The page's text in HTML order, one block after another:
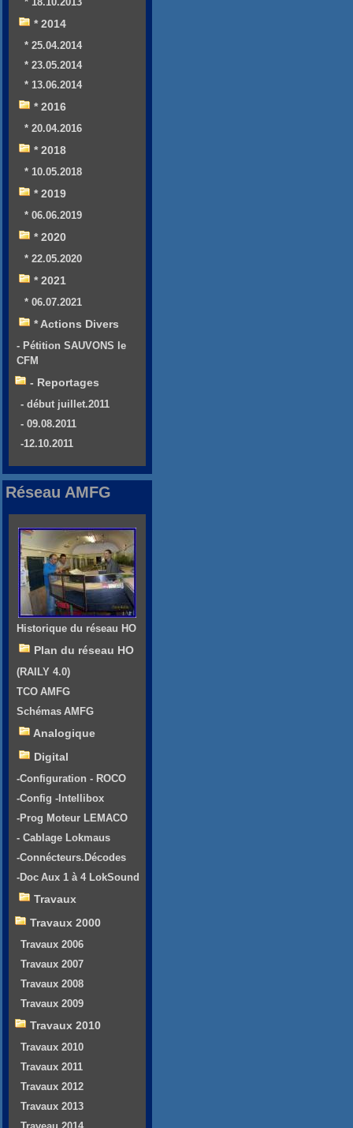
* 2014
* 25.04.2014
* 23.05.2014
* 13.06.2014
* 2016
* 20.04.2016
* 2018
* 10.05.2018
* 2019
* 06.06.2019
* 2020
* 22.05.2020
* 2021
* 06.07.2021
* Actions Divers
- Pétition SAUVONS le
CFM
- Reportages
- début juillet.2011
- 09.08.2011
-12.10.2011
Réseau AMFG
Historique du réseau HO
Plan du réseau HO
(RAILY 4.0)
TCO AMFG
Schémas AMFG
Analogique
Digital
-Configuration - ROCO
-Config -Intellibox
-Prog Moteur LEMACO
- Cablage Lokmaus
-Connécteurs.Décodes
-Doc Aux 1 à 4 LokSound
Travaux
Travaux 2000
Travaux 2006
Travaux 2007
Travaux 2008
Travaux 2009
Travaux 2010
Travaux 2010
Travaux 2011
Travaux 2012
Travaux 2013